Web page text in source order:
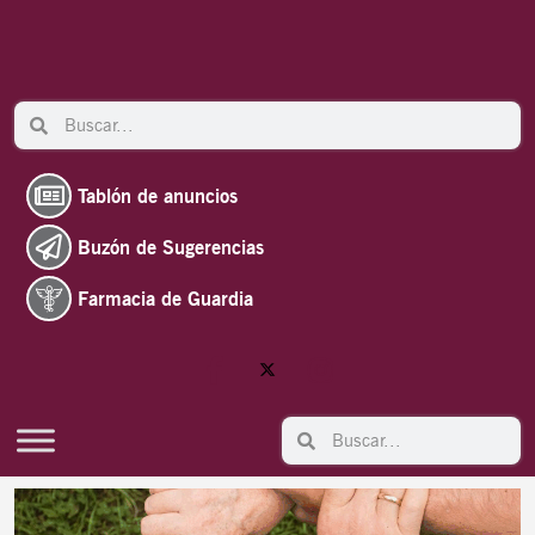
Search Search
Tablón de anuncios
Buzón de Sugerencias
Farmacia de Guardia
Search Search